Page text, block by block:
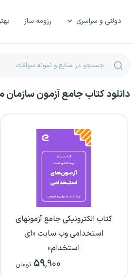
دولتی و سراسری رزومه ساز
دانلود کتاب جامع آزمون سازمان
کتاب الکترونیکی جامع آزمونهای
استخدامی وب سایت «ای
استخدام»
۵۹,۹۰۰ تومان